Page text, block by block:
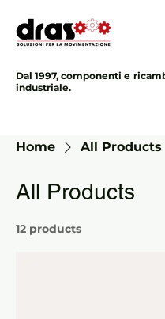
Dal 1997, componenti e
industriale.
Home All Products
All Products
12 products